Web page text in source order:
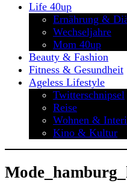
Life 40up
Ernährung &
Wechseljahre
Mom 40up
Beauty & Fashion
Fitness & Gesundheit
Ageless Lifestyle
Twitterschnipsel
Reise
Wohnen &
Kino & Kultur